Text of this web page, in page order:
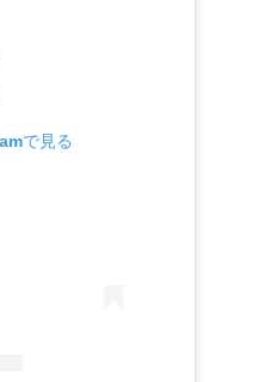
で見る